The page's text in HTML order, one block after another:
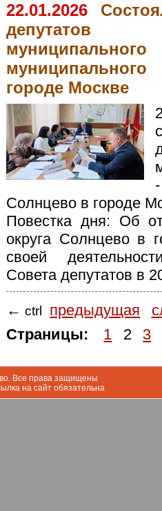
22.01.2026
депутатов
городе Москве
Солнцево в городе
Повестка дня: Об
округа Солнцево в
своей
Совета депутатов в
← ctrl предыдущая
Страницы:
1 2 3
Все права защищены
на сайт обязательна